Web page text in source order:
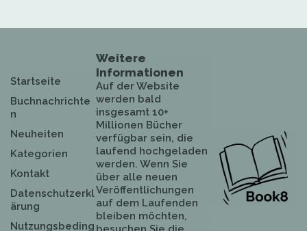
Startseite
Buchnachrichte
n
Neuheiten
Kategorien
Kontakt
Datenschutzerkl
ärung
Nutzungsbeding
Weitere
Informationen
Auf der Website
werden bald
insgesamt 10+
Millionen Bücher
verfügbar sein, die
laufend hochgeladen
werden. Wenn Sie
über alle neuen
Veröffentlichungen
auf dem Laufenden
bleiben möchten,